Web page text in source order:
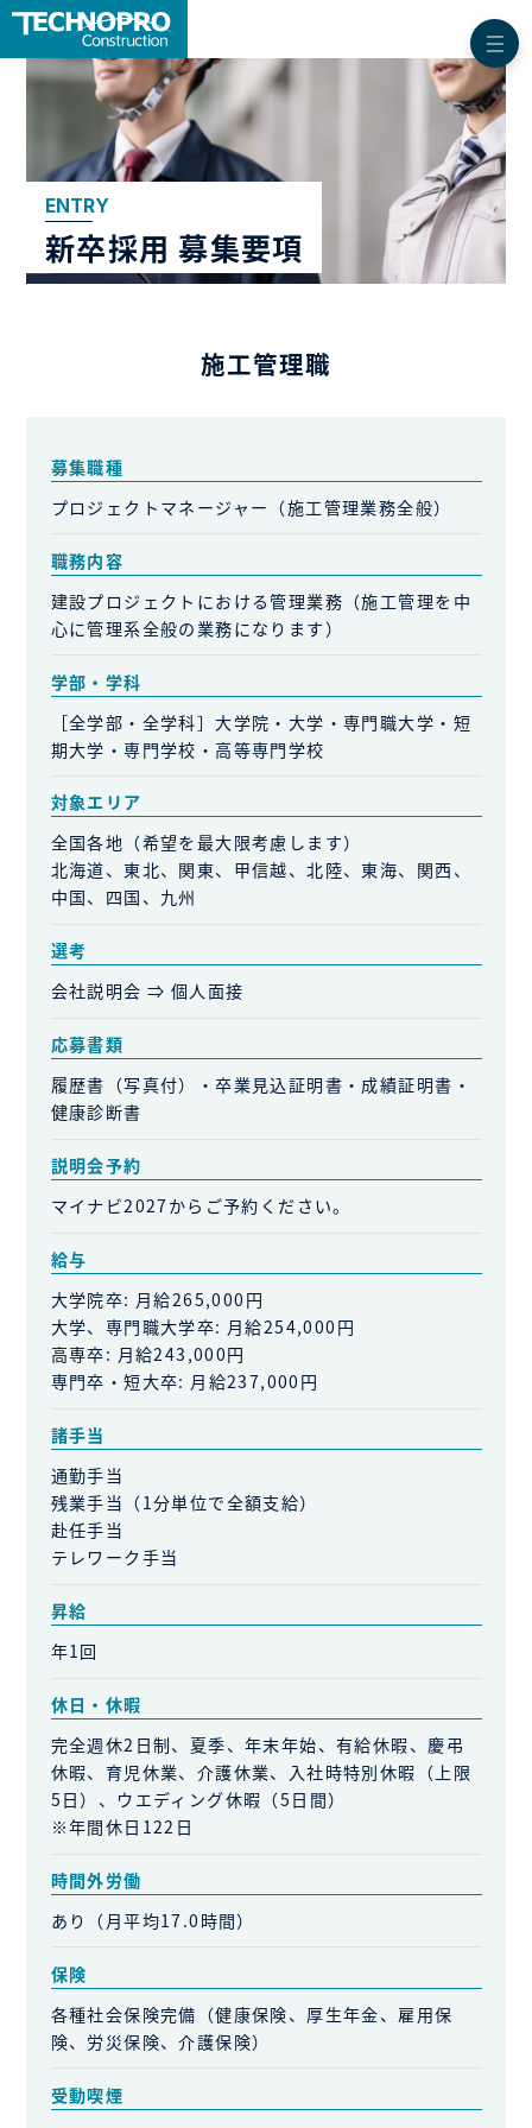
ENTRY
新卒採用 募集要項
施工管理職
募集職種
プロジェクトマネージャー（施工管理業務全般）
職務内容
建設プロジェクトにおける管理業務（施工管理を中
心に管理系全般の業務になります）
学部・学科
［全学部・全学科］大学院・大学・専門職大学・短
期大学・専門学校・高等専門学校
対象エリア
全国各地（希望を最大限考慮します）
北海道、東北、関東、甲信越、北陸、東海、関西、
中国、四国、九州
選考
会社説明会 ⇒ 個人面接
応募書類
履歴書（写真付）・卒業見込証明書・成績証明書・
健康診断書
説明会予約
マイナビ2027からご予約ください。
給与
大学院卒: 月給265,000円
大学、専門職大学卒: 月給254,000円
高専卒: 月給243,000円
専門卒・短大卒: 月給237,000円
諸手当
通勤手当
残業手当（1分単位で全額支給）
赴任手当
テレワーク手当
昇給
年1回
休日・休暇
完全週休2日制、夏季、年末年始、有給休暇、慶弔
休暇、育児休業、介護休業、入社時特別休暇（上限
5日）、ウエディング休暇（5日間）
※年間休日122日
時間外労働
あり（月平均17.0時間）
保険
各種社会保険完備（健康保険、厚生年金、雇用保
険、労災保険、介護保険）
受動喫煙